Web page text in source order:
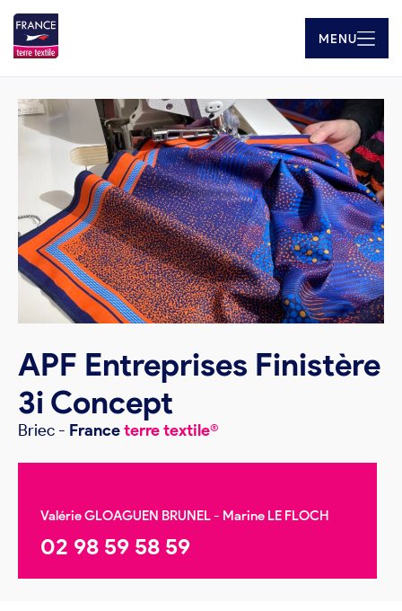
MENU
APF Entreprises Finistère
3i Concept
Briec - Franceterre textile®
Valérie GLOAGUEN BRUNEL - Marine LE FLOCH
02 98 59 58 59